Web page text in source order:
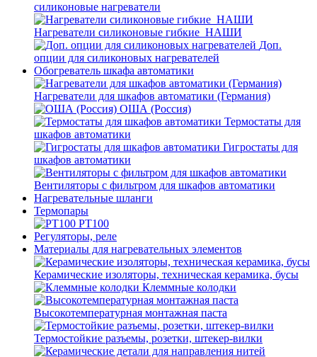
силиконовые нагреватели
Нагреватели силиконовые гибкие_НАШИ
Доп.
опции для силиконовых нагревателей
Обогреватель шкафа автоматики
Нагреватели для шкафов автоматики (Германия)
ОША (Россия)
Термостаты для
шкафов автоматики
Гигростаты для
шкафов автоматики
Вентиляторы с фильтром для шкафов автоматики
Нагревательные шланги
Термопары
PT100
Регуляторы, реле
Материалы для нагревательных элементов
Керамические изоляторы, техническая керамика, бусы
Клеммные колодки
Высокотемпературная монтажная паста
Термостойкие разъемы, розетки, штекер-вилки